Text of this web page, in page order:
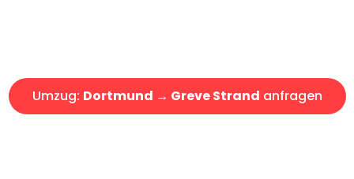
Umzug: Dortmund → Greve Strand anfragen